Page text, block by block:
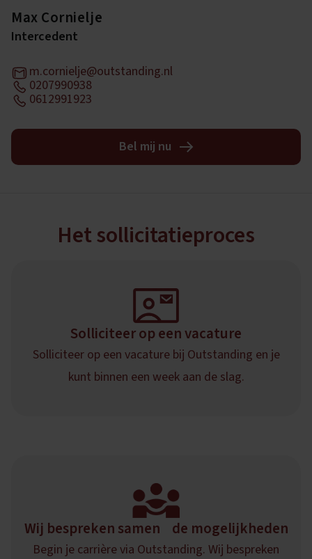
Max Cornielje
Intercedent
m.cornielje@outstanding.nl
0207990938
0612991923
Bel mij nu
Het sollicitatieproces
Solliciteer op een vacature
Solliciteer op een vacature bij Outstanding en je
kunt binnen een week aan de slag.
Wij bespreken samen de mogelijkheden
Begin je carrière via Outstanding. Wij bespreken